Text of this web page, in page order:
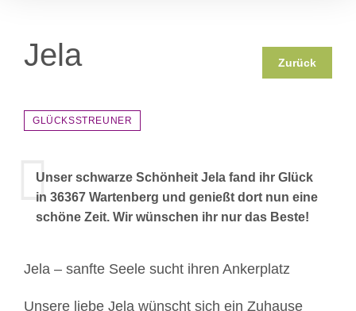
Jela Zurück
GLÜCKSSTREUNER
Unser schwarze Schönheit Jela fand ihr Glück
in 36367 Wartenberg und genießt dort nun eine
schöne Zeit. Wir wünschen ihr nur das Beste!
Jela – sanfte Seele sucht ihren Ankerplatz
Unsere liebe Jela wünscht sich ein Zuhause